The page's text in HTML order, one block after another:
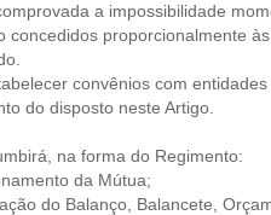
a impossibilidade
concedidos proporcionalmente
convênios com
do disposto neste Artigo.
na forma do Regimento:
da Mútua;
do Balanço, Balancete,